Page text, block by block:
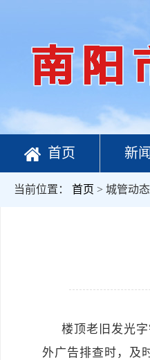
首页 新
当前位置： 首页 > 城管动态
楼顶老旧发光
外广告排查时，及